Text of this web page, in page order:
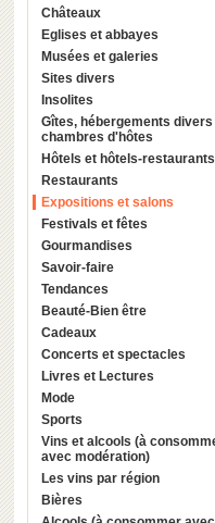
Châteaux
Eglises et abbayes
Musées et galeries
Sites divers
Insolites
Gîtes, hébergements divers
chambres d'hôtes
Hôtels et hôtels-restaurants
Restaurants
Expositions et salons
Festivals et fêtes
Gourmandises
Savoir-faire
Tendances
Beauté-Bien être
Cadeaux
Concerts et spectacles
Livres et Lectures
Mode
Sports
Vins et alcools (à
avec modération)
Les vins par région
Bières